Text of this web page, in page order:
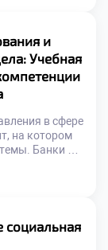
из главных
её […]
и
Учебная
в сфере
на котором
Банки —
экономику
страны.
[…]
социальная